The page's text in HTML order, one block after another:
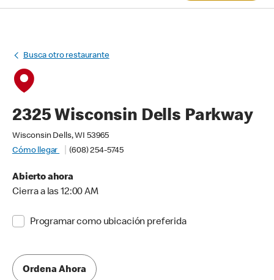
Busca otro restaurante
2325 Wisconsin Dells Parkway
Wisconsin Dells, WI 53965
Cómo llegar
(608) 254-5745
Abierto ahora
Cierra a las 12:00 AM
Programar como ubicación preferida
Ordena Ahora